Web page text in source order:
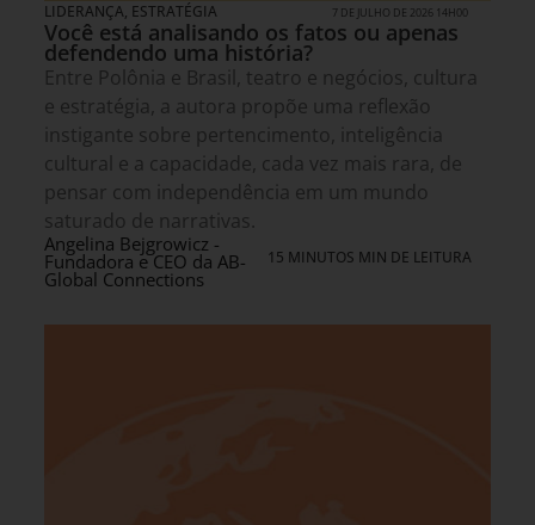
LIDERANÇA, ESTRATÉGIA 7 DE JULHO DE 2026 14H00
Você está analisando os fatos ou apenas
defendendo uma história?
Entre Polônia e Brasil, teatro e negócios, cultura
e estratégia, a autora propõe uma reflexão
instigante sobre pertencimento, inteligência
cultural e a capacidade, cada vez mais rara, de
pensar com independência em um mundo
saturado de narrativas.
Angelina Bejgrowicz -
Fundadora e CEO da AB-
Global Connections
15 MINUTOS MIN DE LEITURA